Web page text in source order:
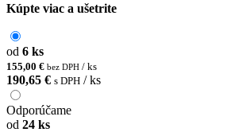
Kúpte viac a ušetrite
od 6 ks
155,00 € bez DPH / ks
190,65 € s DPH / ks
Odporúčame
od 24 ks